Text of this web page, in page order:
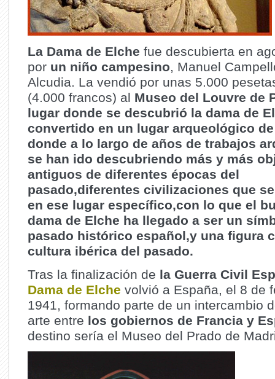
La Dama de Elche fue descubierta en
por un niño campesino , Manuel
Alcudia. La vendió por unas 5.000
(4.000 francos) al Museo del Louvre de
lugar donde se descubrió la dama de
convertido en un lugar arqueológico
donde a lo largo de años de trabajos
se han ido descubriendo más y más
antiguos de diferentes épocas del
pasado,diferentes civilizaciones que
en ese lugar específico,con lo que el
dama de Elche ha llegado a ser un
pasado histórico español,y una figura
cultura ibérica del pasado.
Tras la finalización de la Guerra Civil
Dama de Elche volvió a España, el 8 de
1941, formando parte de un intercambio
arte entre los gobiernos de Francia y
destino sería el Museo del Prado de